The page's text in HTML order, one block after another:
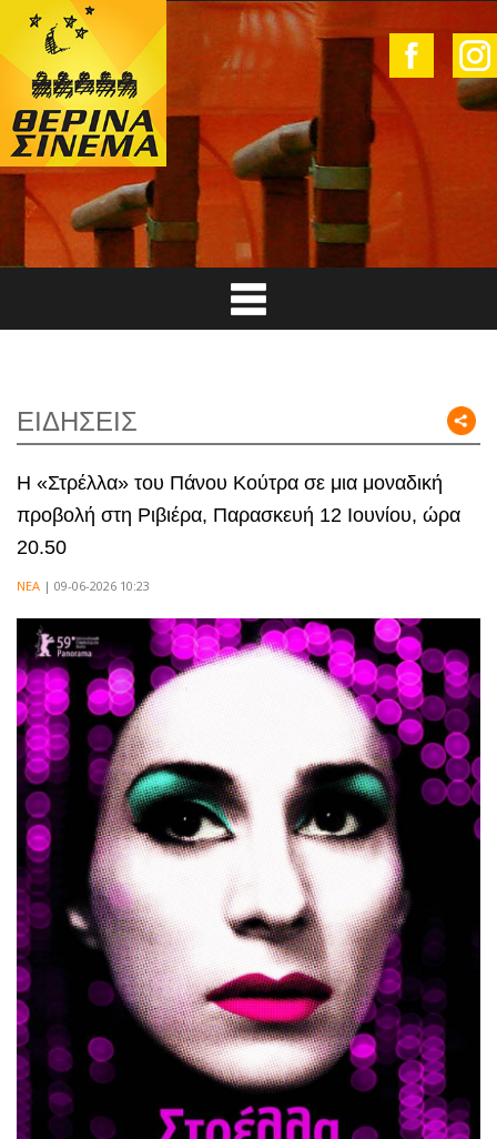
ΕΙΔΗΣΕΙΣ
Η «Στρέλλα» του Πάνου Κούτρα σε μια μοναδική
προβολή στη Ριβιέρα, Παρασκευή 12 Ιουνίου, ώρα
20.50
ΝΕΑ | 09-06-2026 10:23